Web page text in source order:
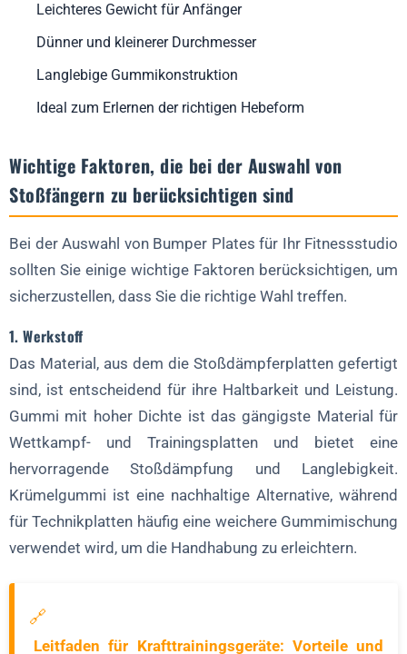
Leichteres Gewicht für Anfänger
Dünner und kleinerer Durchmesser
Langlebige Gummikonstruktion
Ideal zum Erlernen der richtigen Hebeform
Wichtige Faktoren, die bei der Auswahl von
Stoßfängern zu berücksichtigen sind
Bei der Auswahl von Bumper Plates für Ihr Fitnessstudio
sollten Sie einige wichtige Faktoren berücksichtigen, um
sicherzustellen, dass Sie die richtige Wahl treffen.
1. Werkstoff
Das Material, aus dem die Stoßdämpferplatten gefertigt
sind, ist entscheidend für ihre Haltbarkeit und Leistung.
Gummi mit hoher Dichte ist das gängigste Material für
Wettkampf- und Trainingsplatten und bietet eine
hervorragende Stoßdämpfung und Langlebigkeit.
Krümelgummi ist eine nachhaltige Alternative, während
für Technikplatten häufig eine weichere Gummimischung
verwendet wird, um die Handhabung zu erleichtern.
🔗
Leitfaden für Krafttrainingsgeräte: Vorteile und